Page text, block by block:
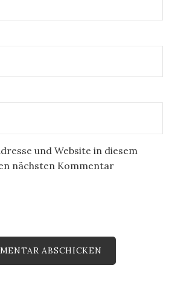
und Website in diesem
nächsten Kommentar